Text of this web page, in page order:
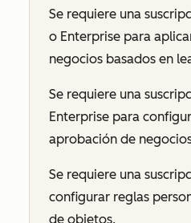
Se requiere una
o Enterprise para
negocios basados en
Se requiere una
Enterprise para
aprobación de
Se requiere una
configurar reglas
de objetos.